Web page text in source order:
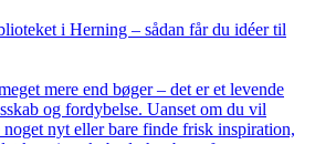
i Herning – sådan får du idéer til
mere end bøger – det er et levende
og fordybelse. Uanset om du vil
nyt eller bare finde frisk inspiration,